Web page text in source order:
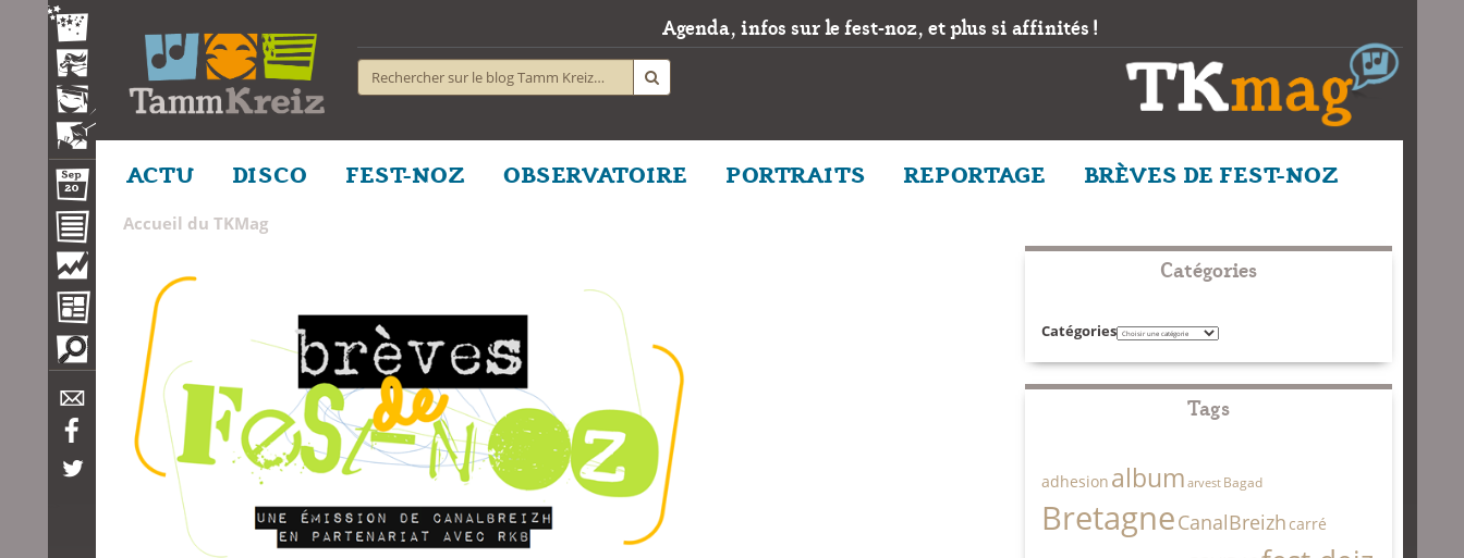
Agenda, infos sur le fest-noz, et plus si affinités !
ACTU DISCO FEST-NOZ OBSERVATOIRE PORTRAITS REPORTAGE BRÈVES DE FEST-NOZ
Accueil du TKMag
Catégories
Catégories
Tags
adhesion album arvest Bagad
BretagneCanalBreizh carré